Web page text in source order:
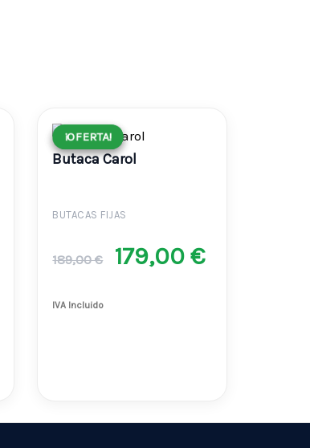
¡OFERTA!
¡OFERTA!
Butaca Carol
BUTACAS FIJAS
189,00€
El
precio
original
era:
179,00€es:
IVA Incluido